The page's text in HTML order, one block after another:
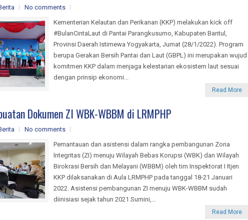
No comments
Kementerian Kelautan dan Perikanan (KKP) melakukan kick off
#BulanCintaLaut di Pantai Parangkusumo, Kabupaten Bantul,
Provinsi Daerah Istimewa Yogyakarta, Jumat (28/1/2022). Program
berupa Gerakan Bersih Pantai dan Laut (GBPL) ini merupakan wujud
komitmen KKP dalam menjaga kelestarian ekosistem laut sesuai
dengan prinsip ekonomi...
Read More
Dokumen ZI WBK-WBBM di LRMPHP
No comments
Pemantauan dan asistensi dalam rangka pembangunan Zona
Integritas (ZI) menuju Wilayah Bebas Korupsi (WBK) dan Wilayah
Birokrasi Bersih dan Melayani (WBBM) oleh tim Inspektorat I Itjen
KKP dilaksanakan di Aula LRMPHP pada tanggal 18-21 Januari
2022. Asistensi pembangunan ZI menuju WBK-WBBM sudah
diinisiasi sejak tahun 2021.Sumini,...
Read More